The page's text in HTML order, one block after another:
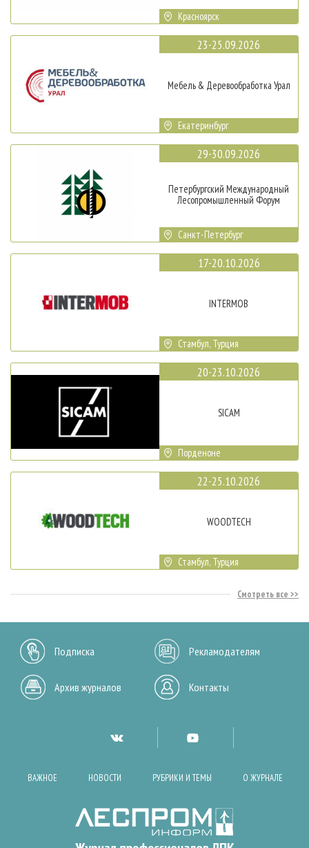
Красноярск
23-25.09.2026
Мебель & Деревообработка Урал
Екатеринбург
29-30.09.2026
Петербургский Международный
Лесопромышленный Форум
Санкт-Петербург
17-20.10.2026
INTERMOB
Стамбул, Турция
20-23.10.2026
SICAM
Порденоне
22-25.10.2026
WOODTECH
Стамбул, Турция
Смотреть все
Подписка Рекламодателям
Архив журналов Контакты
ВАЖНОЕ НОВОСТИ РУБРИКИ И ТЕМЫ О ЖУРНАЛЕ